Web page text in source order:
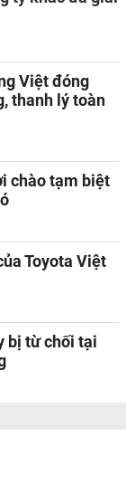
Việt đóng
thanh lý toàn
chào tạm biệt
Toyota Việt
bị từ chối tại